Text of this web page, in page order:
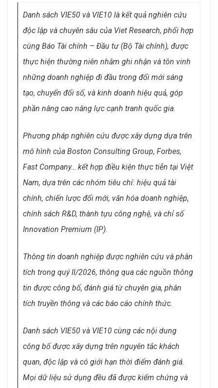
Danh sách VIE50 và VIE10 là kết quả nghiên cứu
độc lập và chuyên sâu của Viet Research, phối hợp
cùng Báo Tài chính – Đầu tư (Bộ Tài chính), được
thực hiện thường niên nhằm ghi nhận và tôn vinh
những doanh nghiệp đi đầu trong đổi mới sáng
tạo, chuyển đổi số, và kinh doanh hiệu quả, góp
phần nâng cao năng lực cạnh tranh quốc gia.
Phương pháp nghiên cứu được xây dựng dựa trên
mô hình của Boston Consulting Group, Forbes,
Fast Company… kết hợp điều kiện thực tiễn tại Việt
Nam, dựa trên các nhóm tiêu chí: hiệu quả tài
chính, chiến lược đổi mới, văn hóa doanh nghiệp,
chính sách R&D, thành tựu công nghệ, và chỉ số
Innovation Premium (IP).
Thông tin doanh nghiệp được nghiên cứu và phân
tích trong quý II/2026, thông qua các nguồn thông
tin được công bố, đánh giá từ chuyên gia, phân
tích truyền thông và các báo cáo chính thức.
Danh sách VIE50 và VIE10 cùng các nội dung
công bố được xây dựng trên nguyên tắc khách
quan, độc lập và có giới hạn thời điểm đánh giá.
Mọi dữ liệu sử dụng đều đã được kiểm chứng và